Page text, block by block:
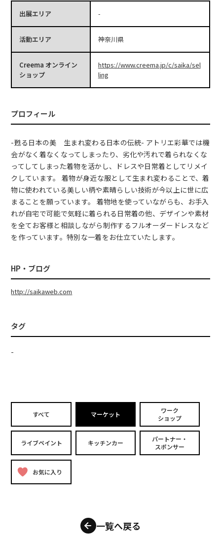
出展エリア -
活動エリア 神奈川県
Creema オンライン
ショップ
https://www.creema.jp/c/saika/sel
ling
プロフィール
-甦る日本の美 生まれ変わる日本の伝統- アトリエ彩華では機
会がなく着なくなってしまったり、劣化や汚れで着られなくな
ってしてしまった着物を活かし、ドレスや日常着としてリメイ
クしています。 着物が身近な服として生まれ変わることで、着
物に使われている美しい柄や素晴らしい技術が今以上に世に広
まることを願っています。 着物地を使っていながらも、お手入
れが自宅で可能で気軽に着られる日常着の他、デザインや素材
を全てお客様と相談しながら制作するフルオーダードレスなど
を作っています。特別な一着をお仕立ていたします。
HP・ブログ
http://saikaweb.com
タグ
-
すべて マーケット
ワーク
ショップ
ライブペイント キッチンカー
パートナー・
スポンサー
お気に入り
一覧へ戻る